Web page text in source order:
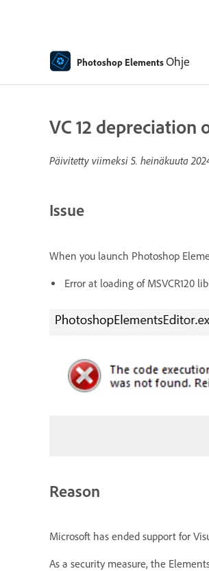
Photoshop ElementsOhje
VC 12 depreciation
Päivitetty viimeksi 5. heinäkuuta
Issue
When you launch Photoshop
Error at loading of MSVCR120
Reason
Microsoft has ended support for
As a security measure, the